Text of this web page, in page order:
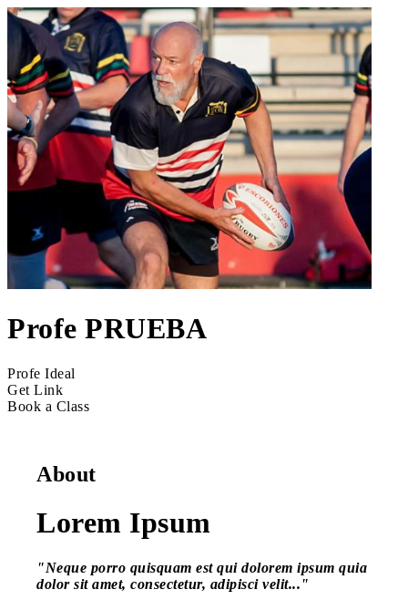
Profe PRUEBA
Profe Ideal
Get Link
Book a Class
About
Lorem Ipsum
"Neque porro quisquam est qui dolorem ipsum quia
dolor sit amet, consectetur, adipisci velit..."